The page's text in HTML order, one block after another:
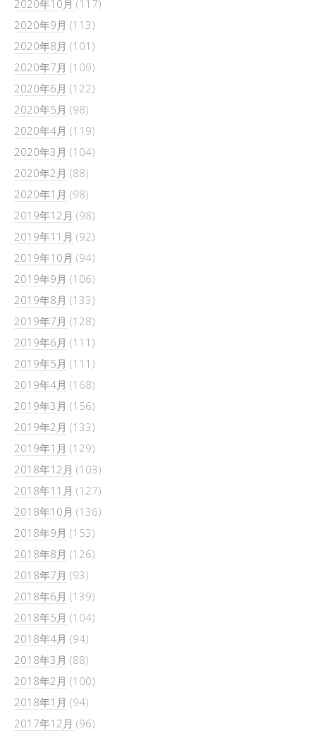
2020年10月 (117)
2020年9月 (113)
2020年8月 (101)
2020年7月 (109)
2020年6月 (122)
2020年5月 (98)
2020年4月 (119)
2020年3月 (104)
2020年2月 (88)
2020年1月 (98)
2019年12月 (98)
2019年11月 (92)
2019年10月 (94)
2019年9月 (106)
2019年8月 (133)
2019年7月 (128)
2019年6月 (111)
2019年5月 (111)
2019年4月 (168)
2019年3月 (156)
2019年2月 (133)
2019年1月 (129)
2018年12月 (103)
2018年11月 (127)
2018年10月 (136)
2018年9月 (153)
2018年8月 (126)
2018年7月 (93)
2018年6月 (139)
2018年5月 (104)
2018年4月 (94)
2018年3月 (88)
2018年2月 (100)
2018年1月 (94)
2017年12月 (96)